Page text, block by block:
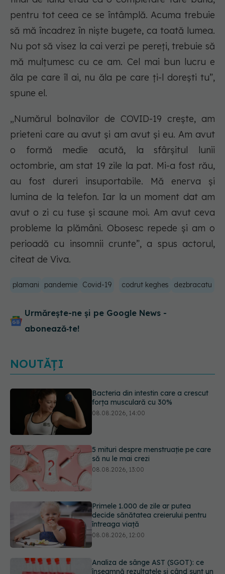
pentru tot ceea ce se întâmplă. Acuma trebuie
să mă încadrez în niște bugete, ca toată lumea.
Nu pot să visez la cai verzi pe pereți, trebuie să
mă mulțumesc cu ce am. Cel mai bun lucru e
ăla pe care îl ai, nu ăla pe care ți-l dorești tu”,
spune el.
„Numărul bolnavilor de COVID-19 crește, am
prieteni care au avut și am avut și eu. Am avut
o formă medie acută, la sfârșitul lunii
octombrie, am stat 19 zile la pat. Mi-a fost rău,
au fost dureri insuportabile. Mă enerva și
lumina de la telefon. Iar la un moment dat am
avut o zi cu tuse și scaune moi. Am avut ceva
probleme la plămâni. Obosesc repede și am o
perioadă cu insomnii crunte”, a spus actorul,
citeat de Viva.
plamani pandemie Covid-19 codrut keghes dezbracatu
Urmărește-ne și pe Google News -
abonează‑te!
NOUTĂȚI
5 mituri despre menstruație pe care
să nu le mai crezi
Primele 1.000 de zile ar putea
întreaga viață
Analiza de sânge AST (SGOT): ce
înseamnă rezultatele și când sunt un
semnal de alarmă
Trucul simplu de vară care te